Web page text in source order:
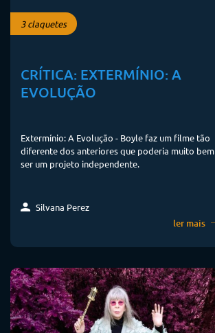
3 claquetes
CRÍTICA: EXTERMÍNIO: A
EVOLUÇÃO
Extermínio: A Evolução - Boyle faz um filme tão
diferente dos anteriores que poderia muito bem
ser um projeto independente.
Silvana Perez
ler mais